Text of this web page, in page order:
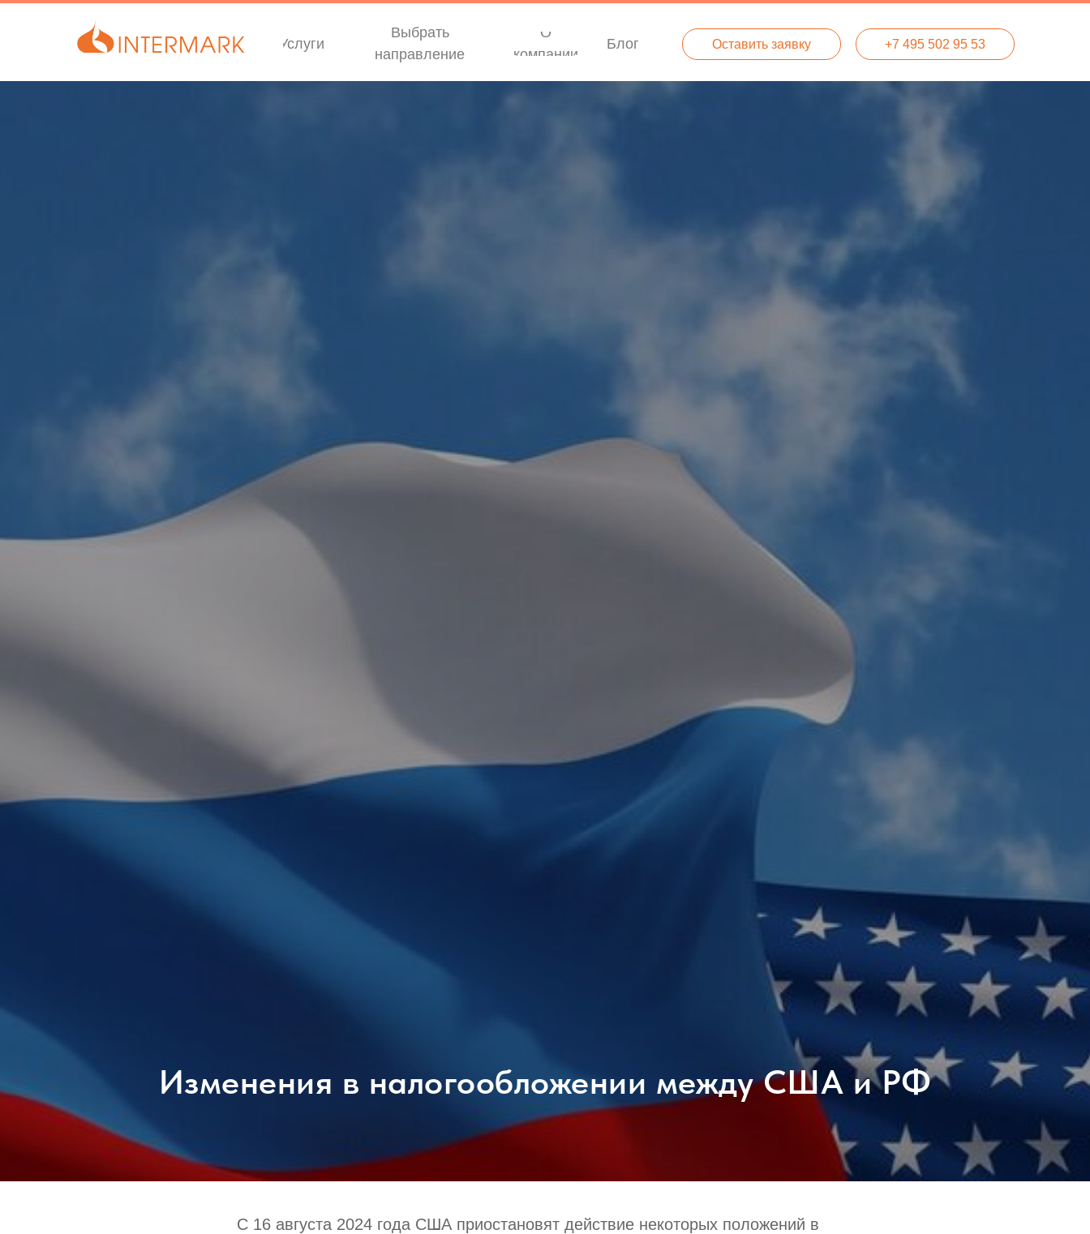
+7 495 502 95 53
О
компании
Блог
Услуги
Выбрать
направление
Оставить заявку
Изменения в налогообложении между США и РФ
С 16 августа 2024 года США приостановят действие некоторых положений в